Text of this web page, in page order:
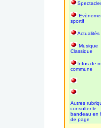
sportif
Actualités
Musique
Classique
Infos de
commune
Autres
consulter le
bandeau en
de page